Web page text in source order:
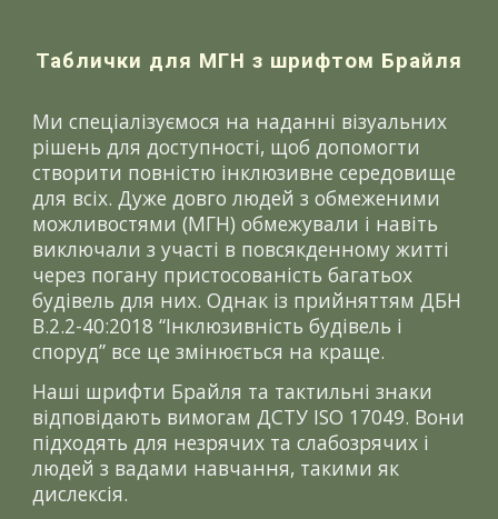
Таблички для МГН з шрифтом Брайля
Ми спеціалізуємося на наданні візуальних
рішень для доступності, щоб допомогти
створити повністю інклюзивне середовище
для всіх. Дуже довго людей з обмеженими
можливостями (МГН) обмежували і навіть
виключали з участі в повсякденному житті
через погану пристосованість багатьох
будівель для них. Однак із прийняттям ДБН
В.2.2-40:2018 “Інклюзивність будівель і
споруд” все це змінюється на краще.
Наші шрифти Брайля та тактильні знаки
відповідають вимогам ДСТУ ISO 17049. Вони
підходять для незрячих та слабозрячих і
людей з вадами навчання, такими як
дислексія.